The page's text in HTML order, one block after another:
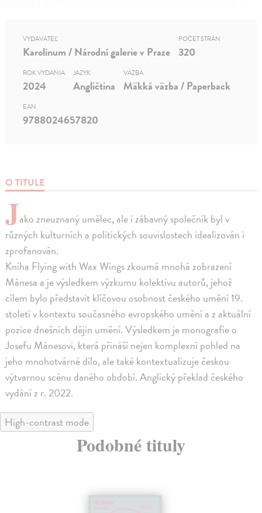
O TITULE
Jako zneuznaný umělec, ale i zábavný společník byl v
různých kulturních a politických souvislostech idealizován i
zprofanován.
Kniha Flying with Wax Wings zkoumá mnohá zobrazení
Mánesa a je výsledkem výzkumu kolektivu autorů, jehož
cílem bylo představit klíčovou osobnost českého umění 19.
století v kontextu současného evropského umění a z aktuální
pozice dnešních dějin umění. Výsledkem je monografie o
Josefu Mánesovi, která přináší nejen komplexní pohled na
jeho mnohotvárné dílo, ale také kontextualizuje českou
výtvarnou scénu daného období. Anglický překlad českého
vydání z r. 2022.
VYDAVATEĽ
Karolinum / Národní galerie v Praze
POČET STRÁN
320
ROK VYDANIA
2024
JAZYK
Angličtina
VÄZBA
Mäkká väzba / Paperback
EAN
9788024657820
High-contrast mode
Podobné tituly